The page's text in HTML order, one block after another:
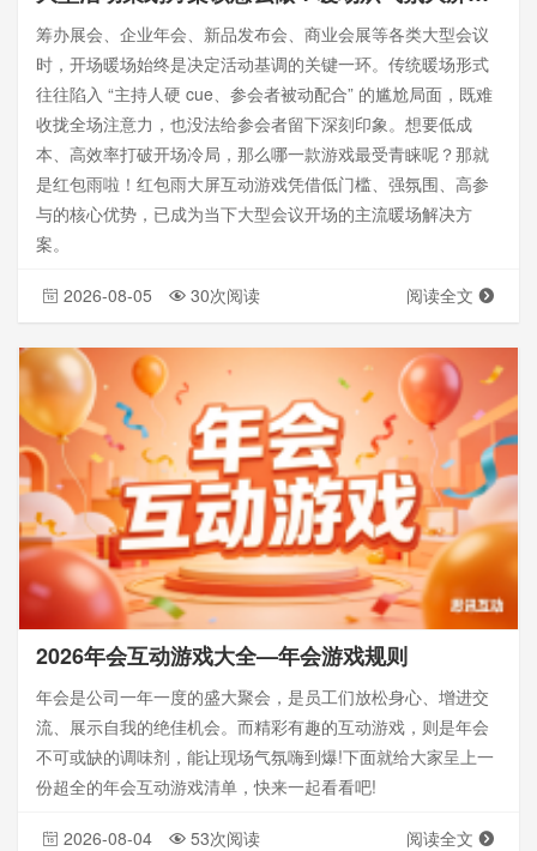
筹办展会、企业年会、新品发布会、商业会展等各类大型会议
时，开场暖场始终是决定活动基调的关键一环。传统暖场形式
往往陷入 “主持人硬 cue、参会者被动配合” 的尴尬局面，既难
收拢全场注意力，也没法给参会者留下深刻印象。想要低成
本、高效率打破开场冷局，那么哪一款游戏最受青睐呢？那就
是红包雨啦！红包雨大屏互动游戏凭借低门槛、强氛围、高参
与的核心优势，已成为当下大型会议开场的主流暖场解决方
案。
2026-08-05 30次阅读 阅读全文
2026年会互动游戏大全—年会游戏规则
年会是公司一年一度的盛大聚会，是员工们放松身心、增进交
流、展示自我的绝佳机会。而精彩有趣的互动游戏，则是年会
不可或缺的调味剂，能让现场气氛嗨到爆!下面就给大家呈上一
份超全的年会互动游戏清单，快来一起看看吧!
2026-08-04 53次阅读 阅读全文